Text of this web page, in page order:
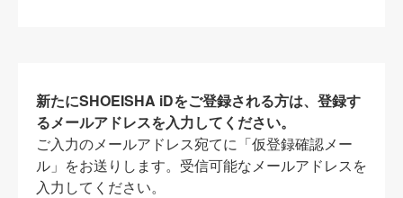
新たにSHOEISHA iDをご登録される方は、登録す
るメールアドレスを入力してください。
ご入力のメールアドレス宛てに「仮登録確認メー
ル」をお送りします。受信可能なメールアドレスを
入力してください。